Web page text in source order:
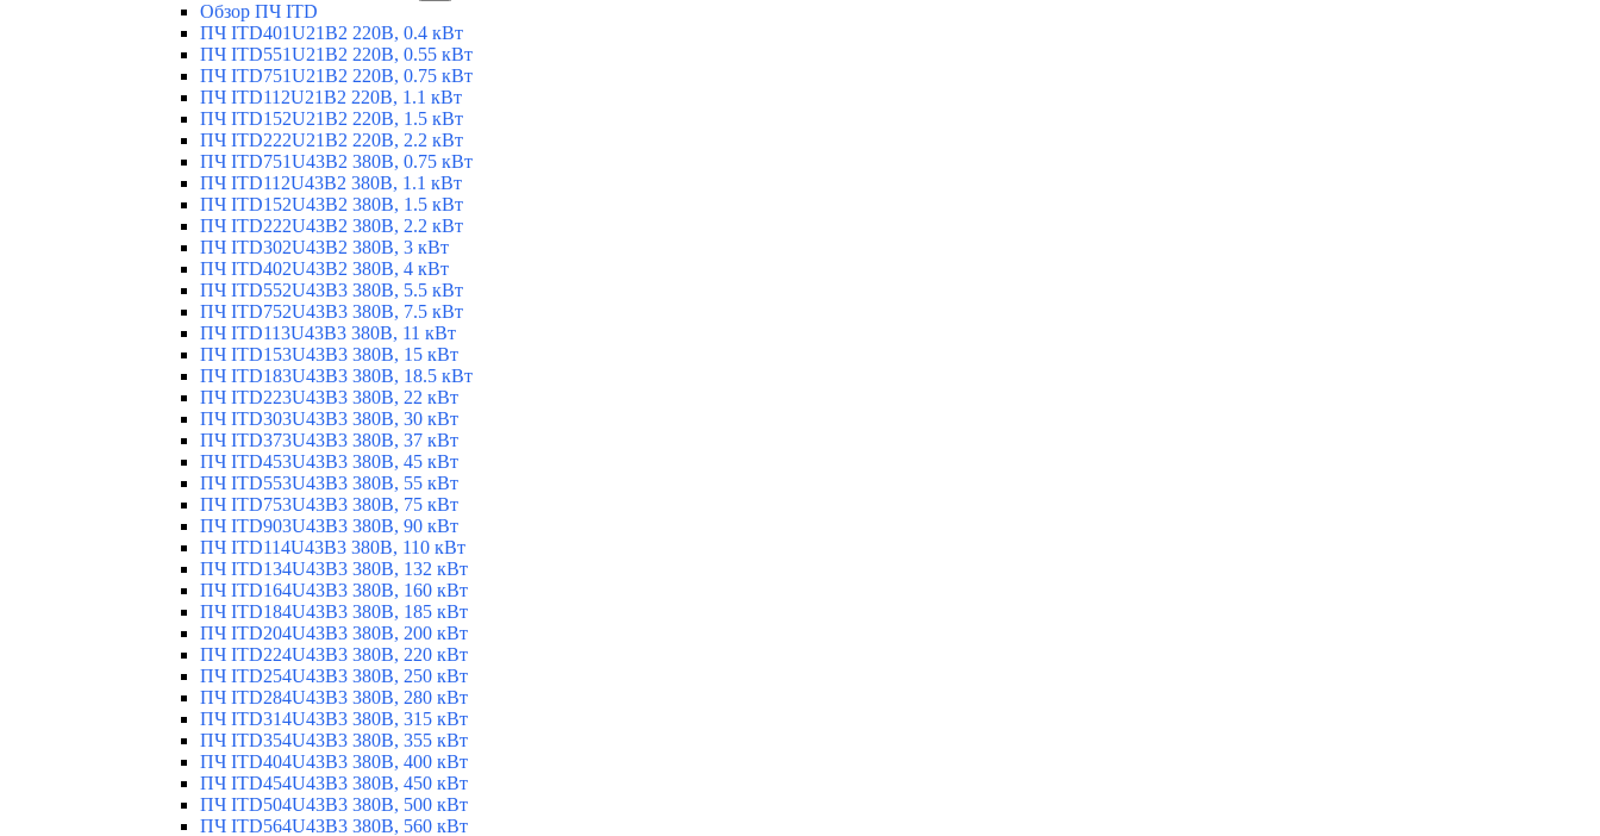
Обзор ПЧ ITD
ПЧ ITD401U21B2 220В, 0.4 кВт
ПЧ ITD551U21B2 220В, 0.55 кВт
ПЧ ITD751U21B2 220В, 0.75 кВт
ПЧ ITD112U21B2 220В, 1.1 кВт
ПЧ ITD152U21B2 220В, 1.5 кВт
ПЧ ITD222U21B2 220В, 2.2 кВт
ПЧ ITD751U43B2 380В, 0.75 кВт
ПЧ ITD112U43B2 380В, 1.1 кВт
ПЧ ITD152U43B2 380В, 1.5 кВт
ПЧ ITD222U43B2 380В, 2.2 кВт
ПЧ ITD302U43B2 380В, 3 кВт
ПЧ ITD402U43B2 380В, 4 кВт
ПЧ ITD552U43B3 380В, 5.5 кВт
ПЧ ITD752U43B3 380В, 7.5 кВт
ПЧ ITD113U43B3 380В, 11 кВт
ПЧ ITD153U43B3 380В, 15 кВт
ПЧ ITD183U43B3 380В, 18.5 кВт
ПЧ ITD223U43B3 380В, 22 кВт
ПЧ ITD303U43B3 380В, 30 кВт
ПЧ ITD373U43B3 380В, 37 кВт
ПЧ ITD453U43B3 380В, 45 кВт
ПЧ ITD553U43B3 380В, 55 кВт
ПЧ ITD753U43B3 380В, 75 кВт
ПЧ ITD903U43B3 380В, 90 кВт
ПЧ ITD114U43B3 380В, 110 кВт
ПЧ ITD134U43B3 380В, 132 кВт
ПЧ ITD164U43B3 380В, 160 кВт
ПЧ ITD184U43B3 380В, 185 кВт
ПЧ ITD204U43B3 380В, 200 кВт
ПЧ ITD224U43B3 380В, 220 кВт
ПЧ ITD254U43B3 380В, 250 кВт
ПЧ ITD284U43B3 380В, 280 кВт
ПЧ ITD314U43B3 380В, 315 кВт
ПЧ ITD354U43B3 380В, 355 кВт
ПЧ ITD404U43B3 380В, 400 кВт
ПЧ ITD454U43B3 380В, 450 кВт
ПЧ ITD504U43B3 380В, 500 кВт
ПЧ ITD564U43B3 380В, 560 кВт